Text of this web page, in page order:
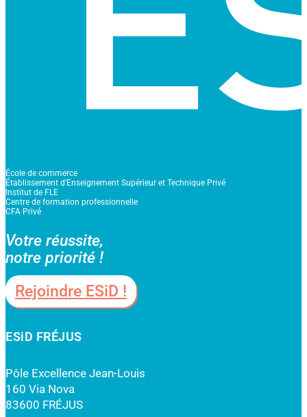
École de commerce
Établissement d'Enseignement Supérieur et Technique Privé
Institut de FLE
Centre de formation professionnelle
CFA Privé
Votre réussite,
notre priorité !
Rejoindre ESiD !
ESiD FRÉJUS
Pôle Excellence Jean-Louis
160 Via Nova
83600 FRÉJUS